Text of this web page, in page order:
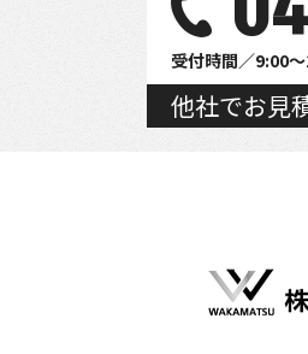
受付時間／9:00
他社でお見